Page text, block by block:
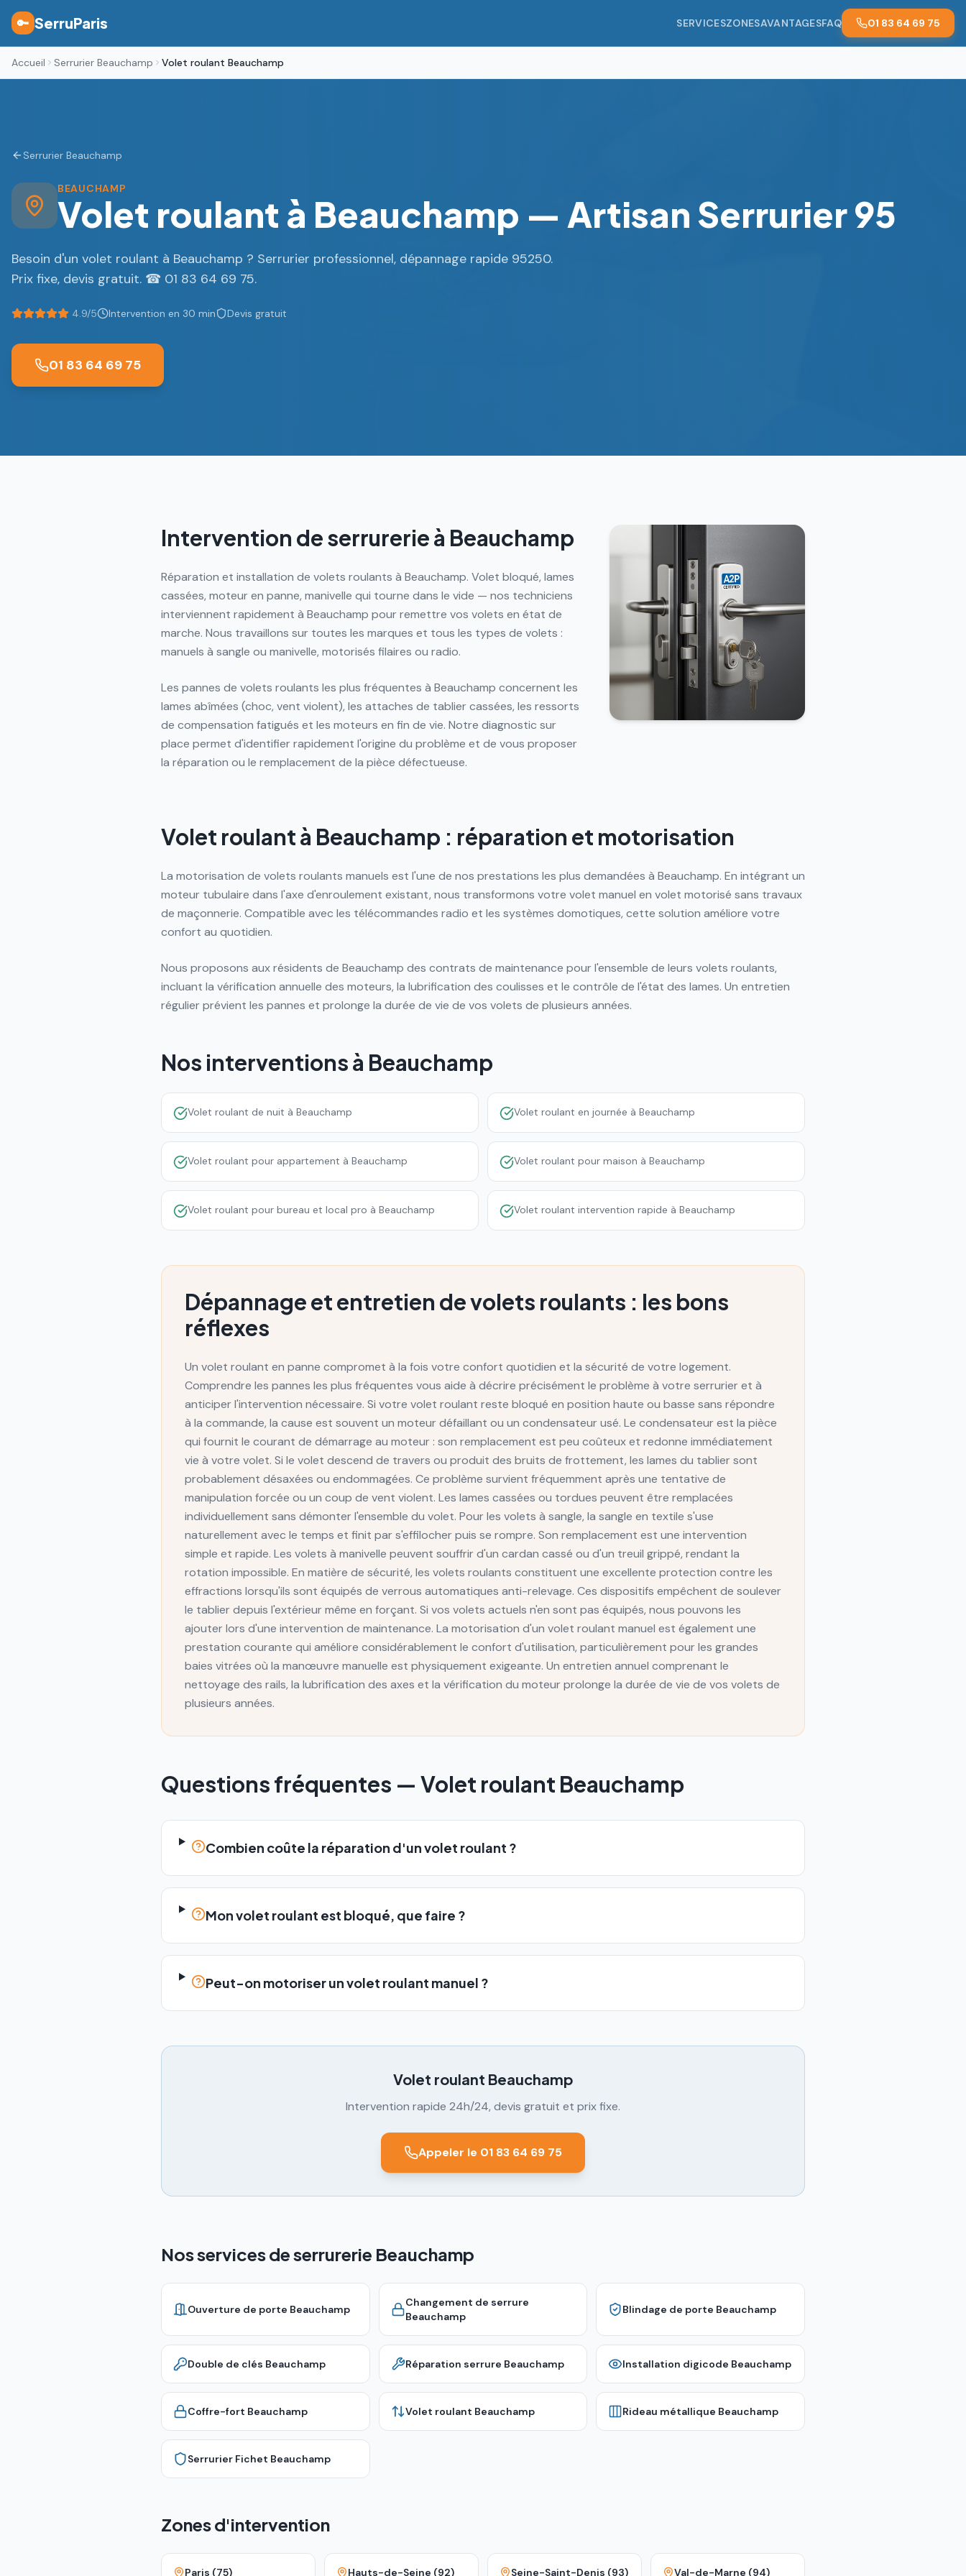
🔑 SerruParis SERVICESZONESAVANTAGESFAQ 01 83 64 69 75
Accueil Serrurier Beauchamp Volet roulant Beauchamp
Serrurier Beauchamp
BEAUCHAMP
Volet roulant à Beauchamp — Artisan Serrurier 95
Besoin d'un volet roulant à Beauchamp ? Serrurier professionnel, dépannage rapide 95250.
Prix fixe, devis gratuit. ☎ 01 83 64 69 75.
4.9/5 Intervention en 30 min Devis gratuit
01 83 64 69 75
Intervention de serrurerie à Beauchamp
Réparation et installation de volets roulants à Beauchamp. Volet bloqué, lames
cassées, moteur en panne, manivelle qui tourne dans le vide — nos techniciens
interviennent rapidement à Beauchamp pour remettre vos volets en état de
marche. Nous travaillons sur toutes les marques et tous les types de volets :
manuels à sangle ou manivelle, motorisés filaires ou radio.
Les pannes de volets roulants les plus fréquentes à Beauchamp concernent les
lames abîmées (choc, vent violent), les attaches de tablier cassées, les ressorts
de compensation fatigués et les moteurs en fin de vie. Notre diagnostic sur
place permet d'identifier rapidement l'origine du problème et de vous proposer
la réparation ou le remplacement de la pièce défectueuse.
Volet roulant à Beauchamp : réparation et motorisation
La motorisation de volets roulants manuels est l'une de nos prestations les plus demandées à Beauchamp. En intégrant un
moteur tubulaire dans l'axe d'enroulement existant, nous transformons votre volet manuel en volet motorisé sans travaux
de maçonnerie. Compatible avec les télécommandes radio et les systèmes domotiques, cette solution améliore votre
confort au quotidien.
Nous proposons aux résidents de Beauchamp des contrats de maintenance pour l'ensemble de leurs volets roulants,
incluant la vérification annuelle des moteurs, la lubrification des coulisses et le contrôle de l'état des lames. Un entretien
régulier prévient les pannes et prolonge la durée de vie de vos volets de plusieurs années.
Nos interventions à Beauchamp
Volet roulant de nuit à Beauchamp Volet roulant en journée à Beauchamp
Volet roulant pour appartement à Beauchamp Volet roulant pour maison à Beauchamp
Volet roulant pour bureau et local pro à Beauchamp Volet roulant intervention rapide à Beauchamp
Dépannage et entretien de volets roulants : les bons
réflexes
Un volet roulant en panne compromet à la fois votre confort quotidien et la sécurité de votre logement.
Comprendre les pannes les plus fréquentes vous aide à décrire précisément le problème à votre serrurier et à
anticiper l'intervention nécessaire. Si votre volet roulant reste bloqué en position haute ou basse sans répondre
à la commande, la cause est souvent un moteur défaillant ou un condensateur usé. Le condensateur est la pièce
qui fournit le courant de démarrage au moteur : son remplacement est peu coûteux et redonne immédiatement
vie à votre volet. Si le volet descend de travers ou produit des bruits de frottement, les lames du tablier sont
probablement désaxées ou endommagées. Ce problème survient fréquemment après une tentative de
manipulation forcée ou un coup de vent violent. Les lames cassées ou tordues peuvent être remplacées
individuellement sans démonter l'ensemble du volet. Pour les volets à sangle, la sangle en textile s'use
naturellement avec le temps et finit par s'effilocher puis se rompre. Son remplacement est une intervention
simple et rapide. Les volets à manivelle peuvent souffrir d'un cardan cassé ou d'un treuil grippé, rendant la
rotation impossible. En matière de sécurité, les volets roulants constituent une excellente protection contre les
effractions lorsqu'ils sont équipés de verrous automatiques anti-relevage. Ces dispositifs empêchent de soulever
le tablier depuis l'extérieur même en forçant. Si vos volets actuels n'en sont pas équipés, nous pouvons les
ajouter lors d'une intervention de maintenance. La motorisation d'un volet roulant manuel est également une
prestation courante qui améliore considérablement le confort d'utilisation, particulièrement pour les grandes
baies vitrées où la manœuvre manuelle est physiquement exigeante. Un entretien annuel comprenant le
nettoyage des rails, la lubrification des axes et la vérification du moteur prolonge la durée de vie de vos volets de
plusieurs années.
Questions fréquentes — Volet roulant Beauchamp
Combien coûte la réparation d'un volet roulant ?
Mon volet roulant est bloqué, que faire ?
Peut-on motoriser un volet roulant manuel ?
Volet roulant Beauchamp
Intervention rapide 24h/24, devis gratuit et prix fixe.
Appeler le 01 83 64 69 75
Nos services de serrurerie Beauchamp
Ouverture de porte Beauchamp
Changement de serrure
Beauchamp
Blindage de porte Beauchamp
Double de clés Beauchamp Réparation serrure Beauchamp Installation digicode Beauchamp
Coffre-fort Beauchamp Volet roulant Beauchamp Rideau métallique Beauchamp
Serrurier Fichet Beauchamp
Zones d'intervention
Paris (75) Hauts-de-Seine (92) Seine-Saint-Denis (93) Val-de-Marne (94)